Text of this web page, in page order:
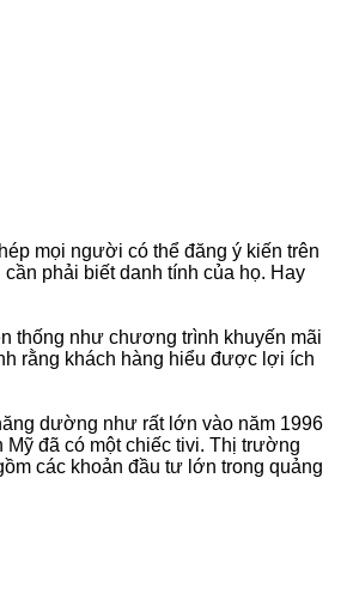
mọi người có thể đăng ý kiến trên
phải biết danh tính của họ. Hay
thống như chương trình khuyến mãi
rằng khách hàng hiểu được lợi ích
dường như rất lớn vào năm 1996
đã có một chiếc tivi. Thị trường
các khoản đầu tư lớn trong quảng